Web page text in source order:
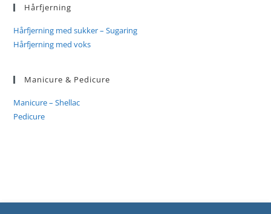
Hårfjerning
Hårfjerning med sukker – Sugaring
Hårfjerning med voks
Manicure & Pedicure
Manicure – Shellac
Pedicure